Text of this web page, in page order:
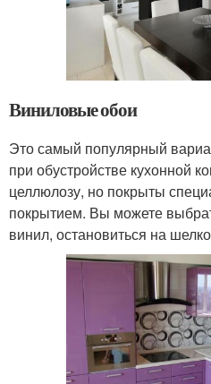
Виниловые обои
Это самый популярный
при обустройстве кухонной
целлюлозу, но покрыты
покрытием. Вы можете
винил, остановиться на